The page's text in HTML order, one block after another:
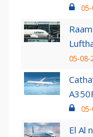
05-08-
El Al